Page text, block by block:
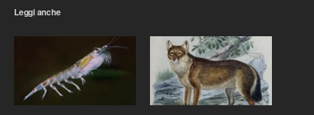
Leggi anche